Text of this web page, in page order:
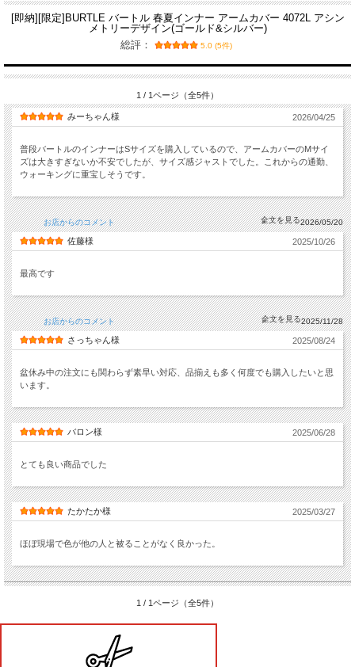
[即納][限定]BURTLE バートル 春夏インナー アームカバー 4072L アシン
メトリーデザイン(ゴールド&シルバー)
総評：
5.0 (5件)
1 / 1ページ（全5件）
みーちゃん様 2026/04/25
普段バートルのインナーはSサイズを購入しているので、アームカバーのMサイ
ズは大きすぎないか不安でしたが、サイズ感ジャストでした。これからの通勤、
ウォーキングに重宝しそうです。
お店からのコメント 2026/05/20
佐藤様 2025/10/26
最高です
お店からのコメント 2025/11/28
さっちゃん様 2025/08/24
盆休み中の注文にも関わらず素早い対応、品揃えも多く何度でも購入したいと思
います。
バロン様 2025/06/28
とても良い商品でした
たかたか様 2025/03/27
ほぼ現場で色が他の人と被ることがなく良かった。
1 / 1ページ（全5件）